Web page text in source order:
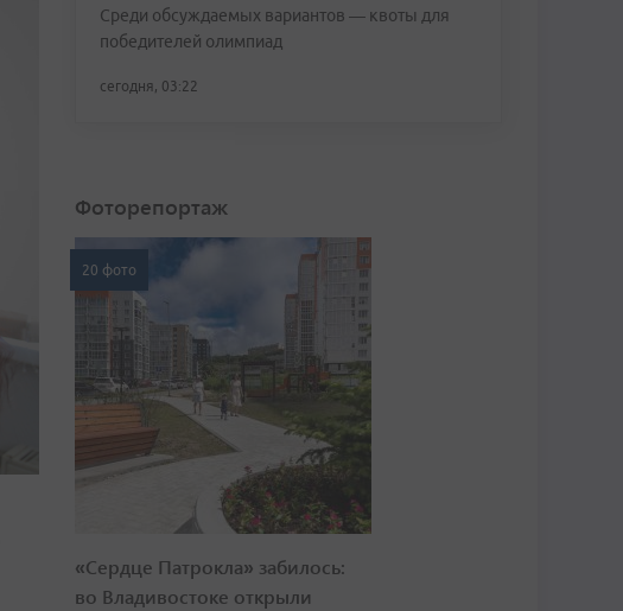
Среди обсуждаемых вариантов — квоты для
победителей олимпиад
сегодня, 03:22
Фоторепортаж
20 фото
«Сердце Патрокла» забилось:
во Владивостоке открыли